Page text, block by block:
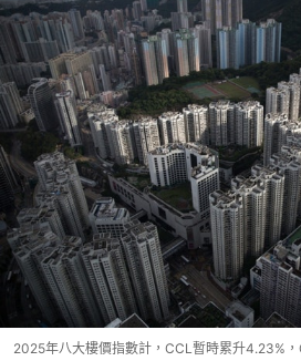
2025年八大樓價指數計，CCL暫時累升4.23%